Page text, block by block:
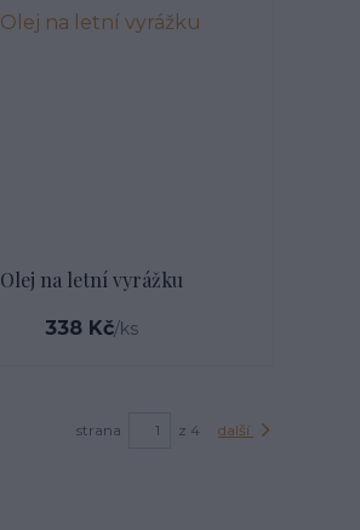
Olej na letní vyrážku
338 Kč/ks
strana z 4 další